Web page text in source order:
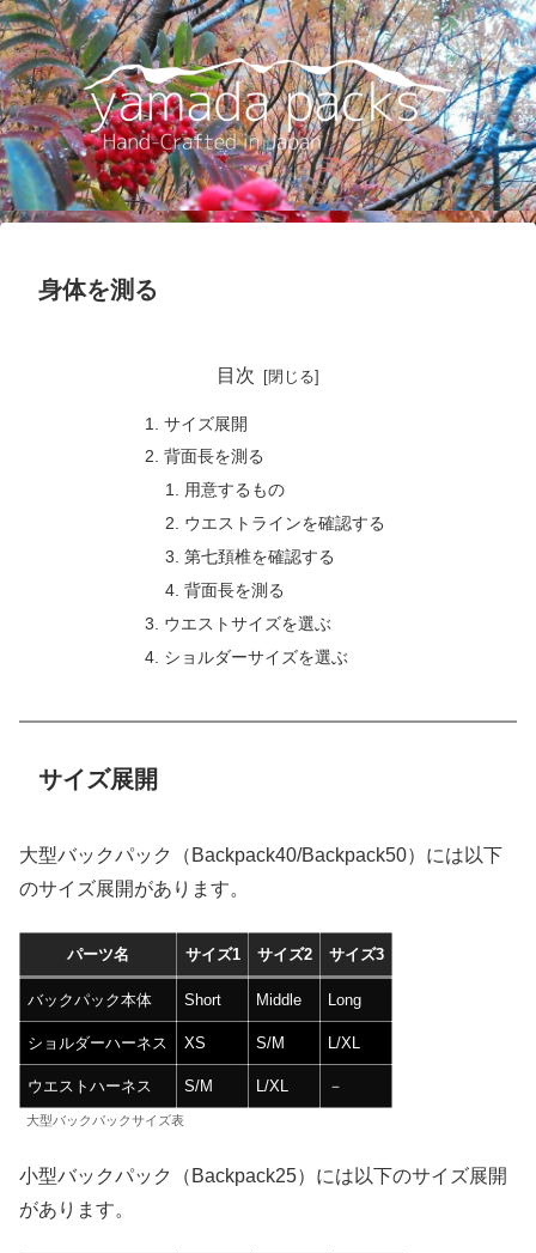
身体を測る
目次
サイズ展開
背面長を測る
用意するもの
ウエストラインを確認する
第七頚椎を確認する
背面長を測る
ウエストサイズを選ぶ
ショルダーサイズを選ぶ
サイズ展開
大型バックパック（Backpack40/Backpack50）には以下
のサイズ展開があります。
パーツ名 サイズ1 サイズ2 サイズ3
バックパック本体 Short Middle Long
ショルダーハーネス XS S/M L/XL
ウエストハーネス S/M L/XL －
大型バックパックサイズ表
小型バックパック（Backpack25）には以下のサイズ展開
があります。